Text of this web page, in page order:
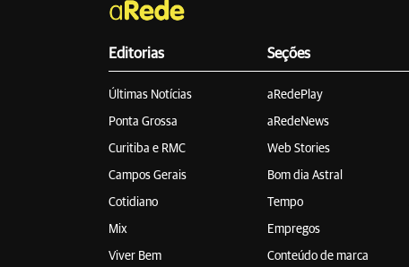
Editorias
Últimas Notícias
Ponta Grossa
Curitiba e RMC
Campos Gerais
Cotidiano
Mix
Viver Bem
Seções
aRedePlay
aRedeNews
Web Stories
Bom dia Astral
Tempo
Empregos
Conteúdo de marca